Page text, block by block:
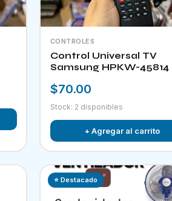
CONTROLES
Control Universal TV
Samsung HPKW-45814
$70.00
Stock: 2 disponibles
+ Agregar al carrito
⭐ Destacado